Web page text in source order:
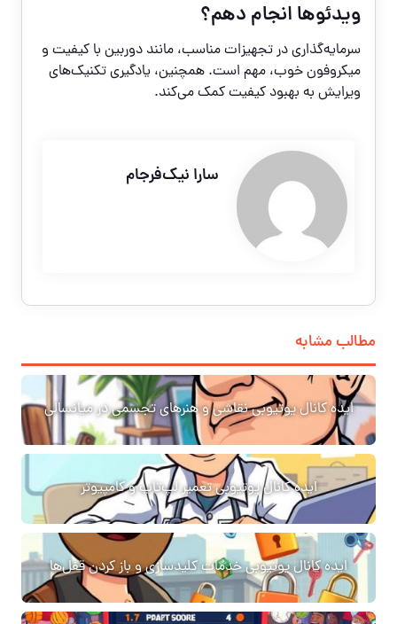
ویدئوها انجام دهم؟
سرمایه‌گذاری در تجهیزات مناسب، مانند دوربین با کیفیت و
میکروفون خوب، مهم است. همچنین، یادگیری تکنیک‌های
ویرایش به بهبود کیفیت کمک می‌کند.
سارا نیک‌فرجام
مطالب مشابه
ایده کانال یوتیوبی نقاشی و هنرهای تجسمی در میانسالی
ایده کانال یوتیوبی تعمیر لپ‌تاپ و کامپیوتر
ایده کانال یوتیوبی خدمات کلیدسازی و باز کردن قفل‌ها